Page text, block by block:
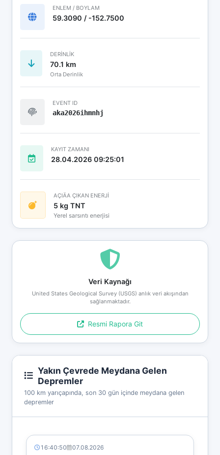
ENLEM / BOYLAM
59.3090 / -152.7500
DERINLIK
70.1 km
Orta Derinlik
EVENT ID
aka2026ihmnhj
KAYIT ZAMANI
28.04.2026 09:25:01
AÇIÄA ÇIKAN ENERJİ
5 kg TNT
Yerel sarsıntı enerjisi
Veri Kaynağı
United States Geological Survey (USGS) anlık veri akışından
sağlanmaktadır.
Resmi Rapora Git
Yakın Çevrede Meydana Gelen
Depremler
100 km yarıçapında, son 30 gün içinde meydana gelen
depremler
16:40:50 07.08.2026